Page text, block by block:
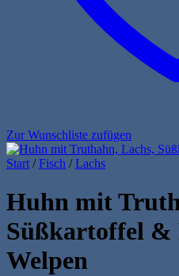
Zur Wunschliste zufügen
Start / Fisch / Lachs
Huhn mit
Süßkartoffel
Welpen